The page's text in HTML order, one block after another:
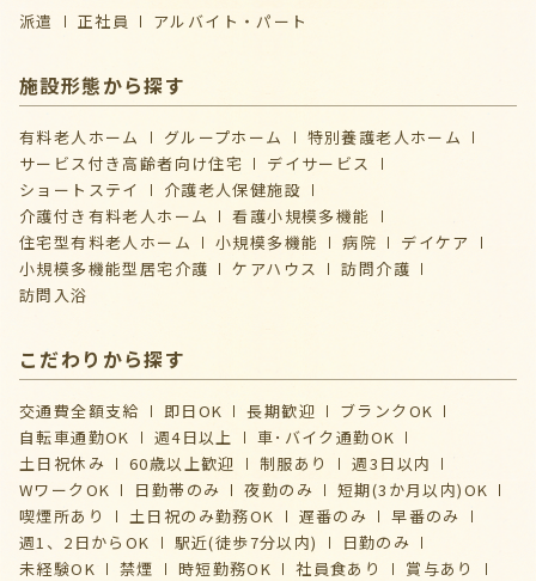
派遣 正社員 アルバイト・パート
施設形態から探す
有料老人ホーム グループホーム
特別養護老人ホーム
サービス付き高齢者向け住宅
デイサービス
ショートステイ
介護⽼⼈保健施設
介護付き有料老人ホーム
看護小規模多機能
住宅型有料老人ホーム
小規模多機能 病院
デイケア
⼩規模多機能型居宅介護
ケアハウス
訪問介護
訪問入浴
こだわりから探す
交通費全額支給 即日OK 長期歓迎
ブランクOK
自転車通勤OK
週4日以上
車･バイク通勤OK
土日祝休み
60歳以上歓迎 制服あり
週3日以内
WワークOK
日勤帯のみ 夜勤のみ
短期(3か月以内)OK
喫煙所あり
土日祝のみ勤務OK 遅番のみ
早番のみ
週1、2日からOK
駅近(徒歩7分以内)
日勤のみ
未経験OK
禁煙 時短勤務OK 社員食あり
賞与あり